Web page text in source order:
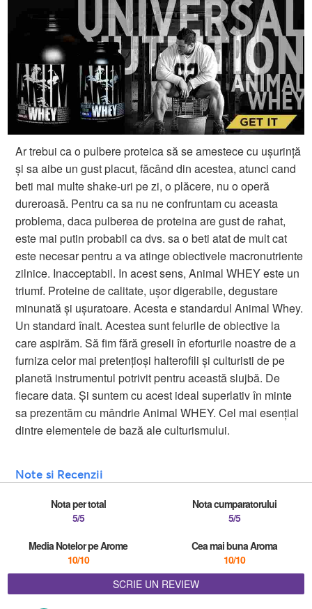
Ar trebui ca o pulbere proteica să se amestece cu ușurință
și sa aibe un gust placut, făcând din acestea, atunci cand
beti mai multe shake-uri pe zi, o plăcere, nu o operă
dureroasă. Pentru ca sa nu ne confruntam cu aceasta
problema, daca pulberea de proteina ​​are gust de rahat,
este mai putin probabil ca dvs. sa o beti atat de mult cat
este necesar pentru a va atinge obiectivele macronutriente
zilnice. Inacceptabil. In acest sens, Animal WHEY este un
triumf. Proteine de calitate, ușor digerabile, degustare
minunată și ușuratoare. Acesta e standardul Animal Whey.
Un standard înalt. Acestea sunt felurile de obiective la
care aspirăm. Să fim fără greseli în eforturile noastre de a
furniza celor mai pretențioși halterofili și culturisti de pe
planetă instrumentul potrivit pentru această slujbă. De
fiecare data. Și suntem cu acest ideal superlativ în minte
sa prezentăm cu mândrie Animal WHEY. Cel mai esențial
dintre elementele de bază ale culturismului.
Note si Recenzii
Nota per total
5/5
Nota cumparatorului
5/5
Media Notelor pe Arome
10/10
Cea mai buna Aroma
10/10
SCRIE UN REVIEW